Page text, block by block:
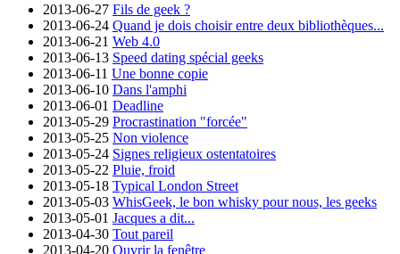
2013-06-27 Fils de geek ?
2013-06-24 Quand je dois choisir entre deux bibliothèques...
2013-06-21 Web 4.0
2013-06-13 Speed dating spécial geeks
2013-06-11 Une bonne copie
2013-06-10 Dans l'amphi
2013-06-01 Deadline
2013-05-29 Procrastination "forcée"
2013-05-25 Non violence
2013-05-24 Signes religieux ostentatoires
2013-05-22 Pluie, froid
2013-05-18 Typical London Street
2013-05-03 WhisGeek, le bon whisky pour nous, les geeks
2013-05-01 Jacques a dit...
2013-04-30 Tout pareil
2013-04-20 Ouvrir la fenêtre